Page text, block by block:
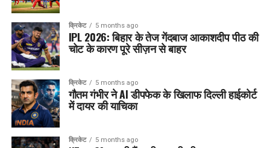
क्रिकेट 5 months ago
IPL 2026: बिहार के तेज गेंदबाज आकाशदीप पीठ की
चोट के कारण पूरे सीज़न से बाहर
क्रिकेट 5 months ago
गौतम गंभीर ने AI डीपफेक के खिलाफ दिल्ली हाईकोर्ट
में दायर की याचिका
क्रिकेट 5 months ago